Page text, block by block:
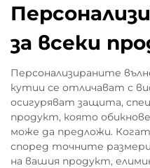
за всеки
Персонализираните
кутии се отличават с
осигуряват защита,
продукт, която
може да предложи.
според точните размери
на вашия продукт,